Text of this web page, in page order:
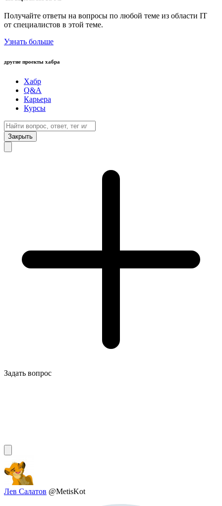
Получайте ответы на вопросы по любой теме из области IT
от специалистов в этой теме.
Узнать больше
другие проекты хабра
Хабр
Q&A
Карьера
Курсы
Закрыть
Задать вопрос
Лев Салатов @MetisKot